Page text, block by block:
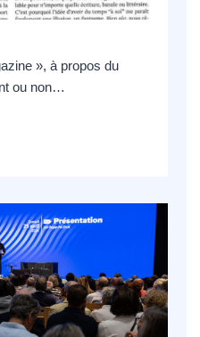
», à propos du
ou non…